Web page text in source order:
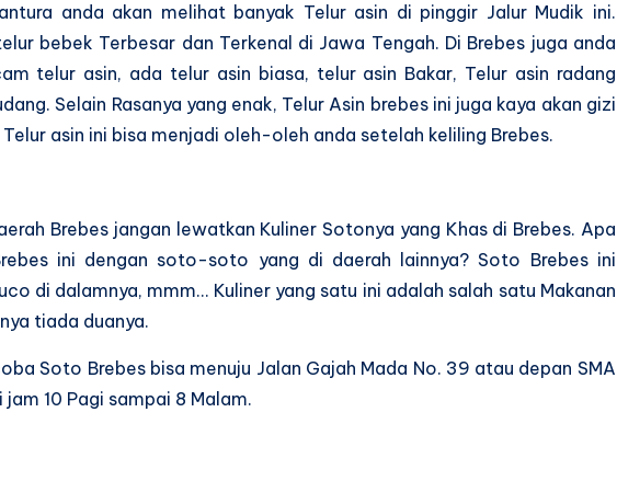
anda akan melihat banyak Telur asin di pinggir Jalur Mudik ini.
bebek Terbesar dan Terkenal di Jawa Tengah. Di Brebes juga anda
telur asin, ada telur asin biasa, telur asin Bakar, Telur asin radang
Selain Rasanya yang enak, Telur Asin brebes ini juga kaya akan gizi
asin ini bisa menjadi oleh-oleh anda setelah keliling Brebes.
Brebes jangan lewatkan Kuliner Sotonya yang Khas di Brebes. Apa
ini dengan soto-soto yang di daerah lainnya? Soto Brebes ini
di dalamnya, mmm… Kuliner yang satu ini adalah salah satu Makanan
tiada duanya.
Soto Brebes bisa menuju Jalan Gajah Mada No. 39 atau depan SMA
10 Pagi sampai 8 Malam.